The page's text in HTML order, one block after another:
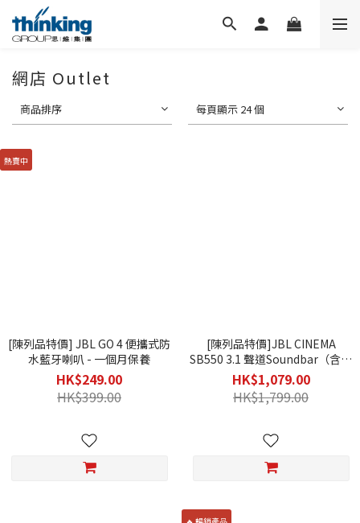
網店 Outlet
商品排序 每頁顯示 24 個
熱賣中
[陳列品特價] JBL GO 4 便攜式防
水藍牙喇叭 - 一個月保養
HK$249.00
HK$399.00
[陳列品特價]JBL CINEMA
SB550 3.1 聲道Soundbar（含無
線重低音喇叭）3個月保養
HK$1,079.00
HK$1,799.00